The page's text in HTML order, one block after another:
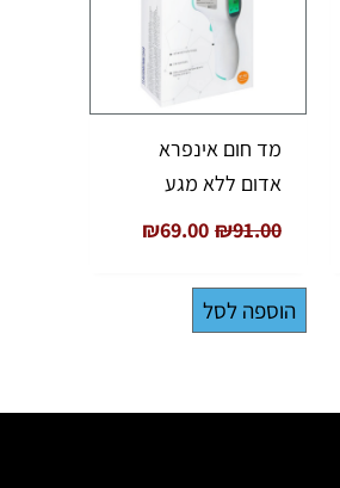
מד חום אינפרא
אדום ללא מגע
₪91.00
₪69.00
הוספה לסל